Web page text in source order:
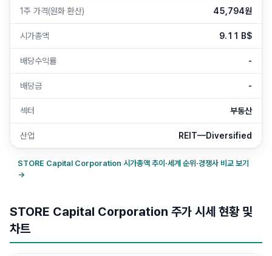
1주 가격(원화 환산) 45,794원
시가총액 9.11 B$
배당수익률 -
배당금 -
섹터 부동산
산업 REIT—Diversified
STORE Capital Corporation 시가총액 추이·세계 순위·경쟁사 비교 보기
→
STORE Capital Corporation 주가 시세 현황 및
차트